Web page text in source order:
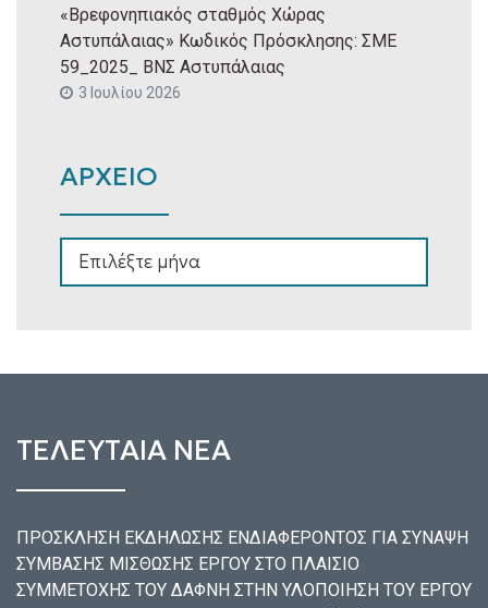
«Βρεφονηπιακός σταθμός Χώρας
Αστυπάλαιας» Κωδικός Πρόσκλησης: ΣΜΕ
59_2025_ ΒΝΣ Αστυπάλαιας
3 Ιουλίου 2026
ΑΡΧΕΙΟ
ΤΕΛΕΥΤΑΙΑ ΝΕΑ
ΠΡΟΣΚΛΗΣΗ ΕΚΔΗΛΩΣΗΣ ΕΝΔΙΑΦΕΡΟΝΤΟΣ ΓΙΑ ΣΥΝΑΨΗ
ΣΥΜΒΑΣΗΣ ΜΙΣΘΩΣΗΣ ΕΡΓΟΥ ΣΤΟ ΠΛΑΙΣΙΟ
ΣΥΜΜΕΤΟΧΗΣ ΤΟΥ ΔΑΦΝΗ ΣΤΗΝ ΥΛΟΠΟΙΗΣΗ ΤΟΥ ΕΡΓΟΥ